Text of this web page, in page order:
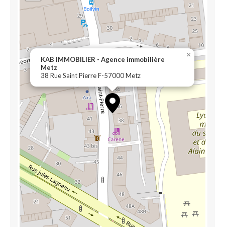
KAB IMMOBILIER - Agence immobilière
Metz
38 Rue Saint Pierre F-57000 Metz
×